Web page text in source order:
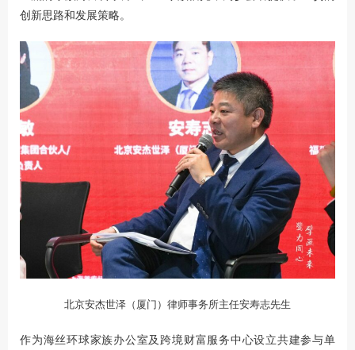
创新思路和发展策略。
北京安杰世泽（厦门）律师事务所主任安寿志先生
作为海丝环球家族办公室及跨境财富服务中心设立共建参与单